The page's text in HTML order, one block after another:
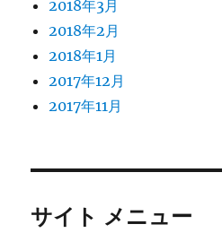
2018年3月
2018年2月
2018年1月
2017年12月
2017年11月
サイト メニュー